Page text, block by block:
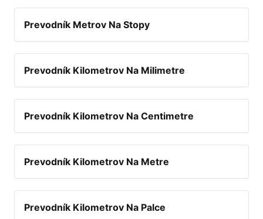
Prevodník Metrov Na Stopy
Prevodník Kilometrov Na Milimetre
Prevodník Kilometrov Na Centimetre
Prevodník Kilometrov Na Metre
Prevodník Kilometrov Na Palce